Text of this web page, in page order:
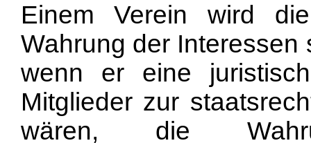
Einem Verein wird
Wahrung der
wenn er eine
Mitglieder zur
wären, die